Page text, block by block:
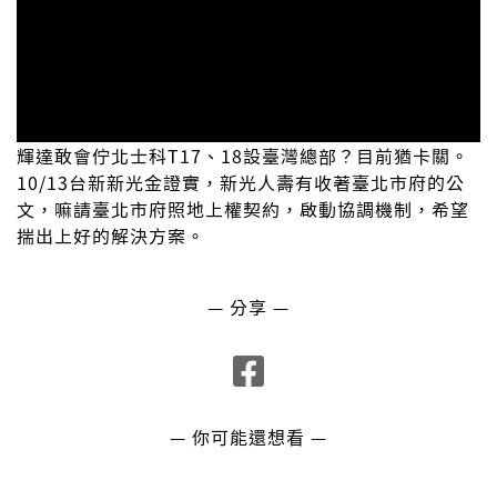
輝達敢會佇北士科T17、18設臺灣總部？目前猶卡關。
10/13台新新光金證實，新光人壽有收著臺北市府的公
文，嘛請臺北市府照地上權契約，啟動協調機制，希望
揣出上好的解決方案。
— 分享 —
— 你可能還想看 —